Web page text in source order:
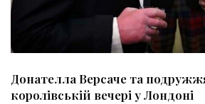
Донателла Версаче та
королівській вечері у Лондоні